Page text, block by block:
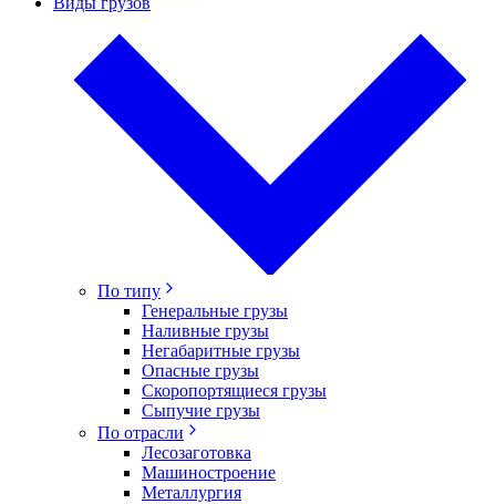
По типу
Генеральные грузы
Наливные грузы
Негабаритные грузы
Опасные грузы
Скоропортящиеся грузы
Сыпучие грузы
По отрасли
Лесозаготовка
Машиностроение
Металлургия